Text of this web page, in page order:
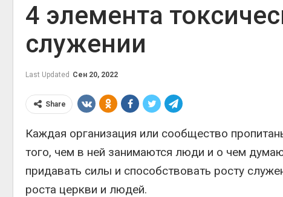
4 элемента
служении
Last Updated Сен 20, 2022
Share
Каждая организация или сообщество
того, чем в ней занимаются люди и о чем
придавать силы и способствовать росту
роста церкви и людей.